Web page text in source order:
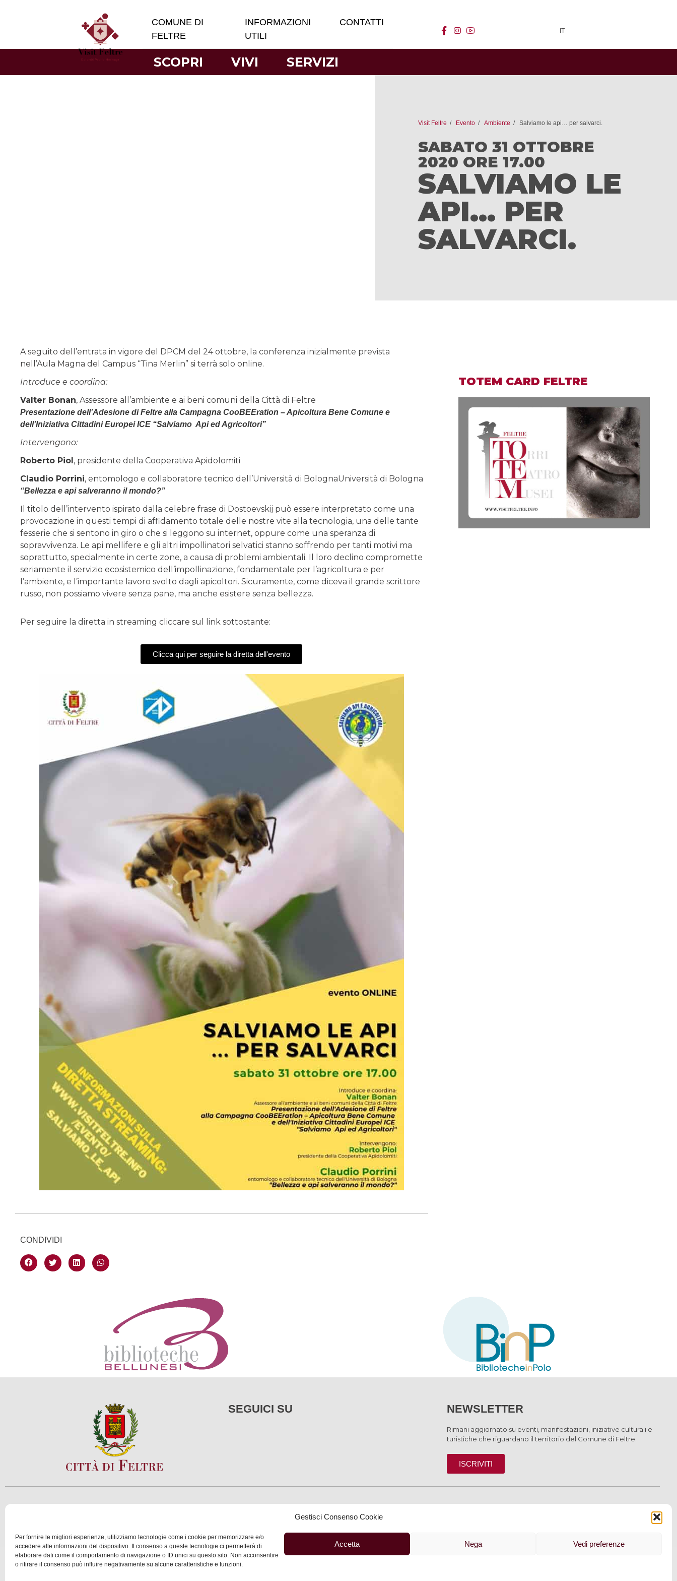
Gestisci Consenso Cookie
Per fornire le migliori esperienze, utilizziamo tecnologie come i cookie per memorizzare e/o
accedere alle informazioni del dispositivo. Il consenso a queste tecnologie ci permetterà di
elaborare dati come il comportamento di navigazione o ID unici su questo sito. Non acconsentire
o ritirare il consenso può influire negativamente su alcune caratteristiche e funzioni.
Accetta Nega Vedi preferenze
COMUNE DI
FELTRE
INFORMAZIONI
UTILI
CONTATTI
facebook
instagram IT
SCOPRI VIVI SERVIZI
Visit Feltre Evento Ambiente Salviamo le api… per salvarci.
SABATO 31 OTTOBRE
2020 ORE 17.00
SALVIAMO LE
API… PER
SALVARCI.
A seguito dell’entrata in vigore del DPCM del 24 ottobre, la conferenza inizialmente prevista
nell’Aula Magna del Campus “Tina Merlin” si terrà solo online.
Introduce e coordina:
Valter Bonan, Assessore all’ambiente e ai beni comuni della Città di Feltre
Presentazione dell’Adesione di Feltre alla Campagna CooBEEration – Apicoltura Bene Comune e
dell’Iniziativa Cittadini Europei ICE “Salviamo Api ed Agricoltori”
Intervengono:
Roberto Piol, presidente della Cooperativa Apidolomiti
Claudio Porrini, entomologo e collaboratore tecnico dell’Università di BolognaUniversità di Bologna
“Bellezza e api salveranno il mondo?”
Il titolo dell’intervento ispirato dalla celebre frase di Dostoevskij può essere interpretato come una
provocazione in questi tempi di affidamento totale delle nostre vite alla tecnologia, una delle tante
fesserie che si sentono in giro o che si leggono su internet, oppure come una speranza di
sopravvivenza. Le api mellifere e gli altri impollinatori selvatici stanno soffrendo per tanti motivi ma
soprattutto, specialmente in certe zone, a causa di problemi ambientali. Il loro declino compromette
seriamente il servizio ecosistemico dell’impollinazione, fondamentale per l’agricoltura e per
l’ambiente, e l’importante lavoro svolto dagli apicoltori. Sicuramente, come diceva il grande scrittore
russo, non possiamo vivere senza pane, ma anche esistere senza bellezza.
Per seguire la diretta in streaming cliccare sul link sottostante:
Clicca qui per seguire la diretta dell'evento
CONDIVIDI
TOTEM CARD FELTRE
SEGUICI SU NEWSLETTER
Rimani aggiornato su eventi, manifestazioni, iniziative culturali e
turistiche che riguardano il territorio del Comune di Feltre.
ISCRIVITI
SERVIZI
© 2025 Assessorato al Turismo della Città di Feltre